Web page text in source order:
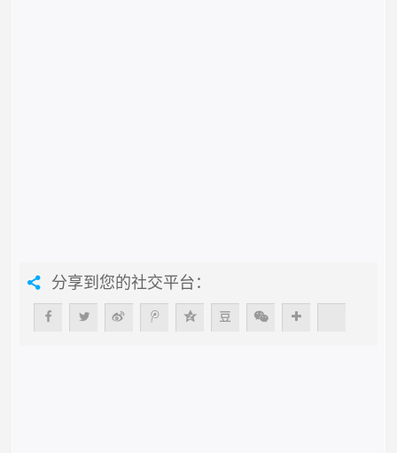
分享到您的社交平台：